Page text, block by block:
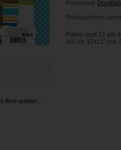
Producent:
Producentens
Pakke med 12 ark
Alt i str. 12x12" (ca.
flere artikler...